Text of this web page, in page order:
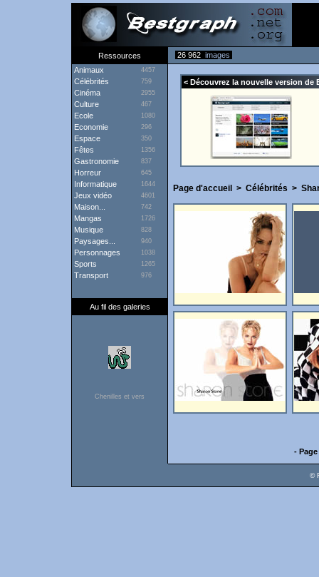
Ressources 26 962 images
Animaux
4457
Célébrités 759
Cinéma 2955
Culture 467
Ecole 1080
Economie 296
Espace 350
Fêtes 1356
Gastronomie 837
Horreur 645
Informatique 1644
Jeux vidéo 4601
Maison... 742
Mangas 1726
Musique 828
Paysages... 940
Personnages 1038
Sports 1265
Transport 976
Au fil des galeries
Chenilles et vers
< Découvrez la nouvelle version de
Page d'accueil > Célébrités >
-
©